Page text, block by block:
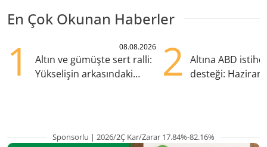
En Çok Okunan Haberler
1 08.08.2026
Altın ve gümüşte sert ralli:
Yükselişin arkasındaki
2
Altına ABD
desteği:
Sponsorlu | 2026/2Ç Kar/Zarar 17.84%-82.16%